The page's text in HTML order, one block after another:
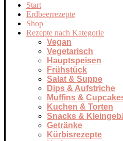
Start
Erdbeerrezepte
Shop
Rezepte nach Kategorie
Vegan
Vegetarisch
Hauptspeisen
Frühstück
Salat & Suppe
Dips & Aufstriche
Muffins &
Kuchen & Torten
Snacks &
Getränke
Kürbisrezepte